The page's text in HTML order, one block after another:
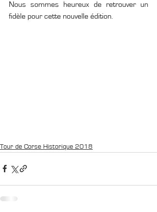
Nous sommes heureux de retrouver un
fidèle pour cette nouvelle édition.
Tour de Corse Historique 2018